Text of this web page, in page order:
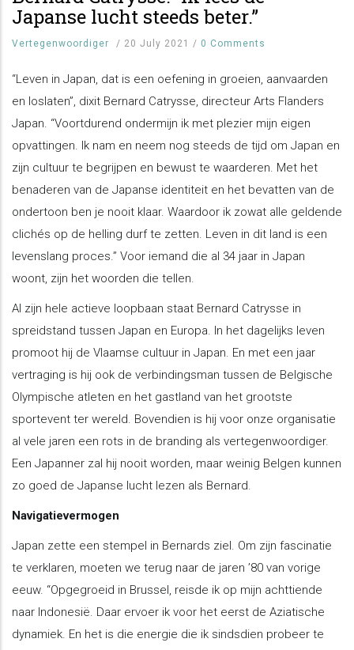
Japanse lucht steeds beter.”
Vertegenwoordiger / 20 July 2021 / 0 Comments
“Leven in Japan, dat is een oefening in groeien, aanvaarden
en loslaten”, dixit Bernard Catrysse, directeur Arts Flanders
Japan. “Voortdurend ondermijn ik met plezier mijn eigen
opvattingen. Ik nam en neem nog steeds de tijd om Japan en
zijn cultuur te begrijpen en bewust te waarderen. Met het
benaderen van de Japanse identiteit en het bevatten van de
ondertoon ben je nooit klaar. Waardoor ik zowat alle geldende
clichés op de helling durf te zetten. Leven in dit land is een
levenslang proces.” Voor iemand die al 34 jaar in Japan
woont, zijn het woorden die tellen.
Al zijn hele actieve loopbaan staat Bernard Catrysse in
spreidstand tussen Japan en Europa. In het dagelijks leven
promoot hij de Vlaamse cultuur in Japan. En met een jaar
vertraging is hij ook de verbindingsman tussen de Belgische
Olympische atleten en het gastland van het grootste
sportevent ter wereld. Bovendien is hij voor onze organisatie
al vele jaren een rots in de branding als vertegenwoordiger.
Een Japanner zal hij nooit worden, maar weinig Belgen kunnen
zo goed de Japanse lucht lezen als Bernard.
Navigatievermogen
Japan zette een stempel in Bernards ziel. Om zijn fascinatie
te verklaren, moeten we terug naar de jaren ’80 van vorige
eeuw. “Opgegroeid in Brussel, reisde ik op mijn achttiende
naar Indonesië. Daar ervoer ik voor het eerst de Aziatische
dynamiek. En het is die energie die ik sindsdien probeer te